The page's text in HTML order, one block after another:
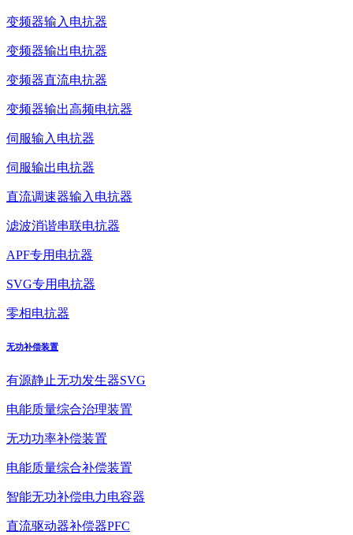
变频器输入电抗器
变频器输出电抗器
变频器直流电抗器
变频器输出高频电抗器
伺服输入电抗器
伺服输出电抗器
直流调速器输入电抗器
滤波消谐串联电抗器
APF专用电抗器
SVG专用电抗器
零相电抗器
无功补偿装置
有源静止无功发生器SVG
电能质量综合治理装置
无功功率补偿装置
电能质量综合补偿装置
智能无功补偿电力电容器
直流驱动器补偿器PFC